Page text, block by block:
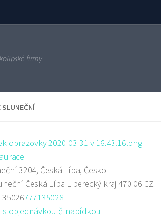
firmy
SLUNEČNÍ
3204, Česká Lípa, Česko
Česká Lípa Liberecký kraj 470 06 CZ
777135026
s objednávkou či nabídkou